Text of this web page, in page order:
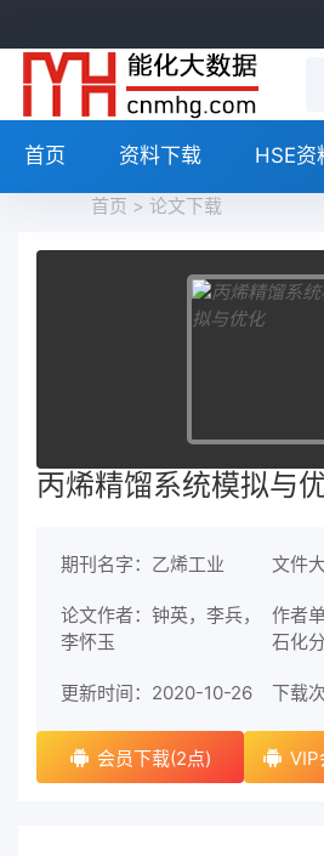
首页 资料下载 HSE资
首页 > 论文下载
丙烯精馏系统模拟与
期刊名字：乙烯工业 文件
论文作者：钟英，李兵，
李怀玉
作者
石化
更新时间：2020-10-26 下载次
会员下载(2点) VIP